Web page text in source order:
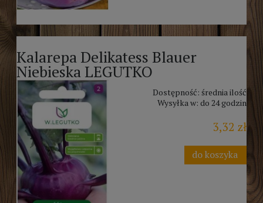
Kalarepa Delikatess Blauer
Niebieska LEGUTKO
Dostępność: średnia ilość
Wysyłka w: do 24 godzin
3,32 zł
do koszyka